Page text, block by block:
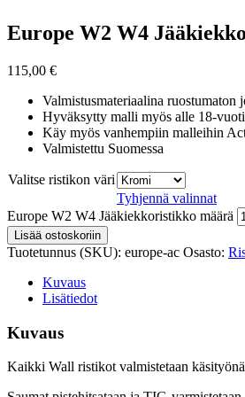
Europe W2 W4
115,00 €
Valmistusmateriaalina ruostumaton
Hyväksytty malli myös alle 18-
Käy myös vanhempiin malleihin
Valmistettu Suomessa
Valitse ristikon väri
Tyhjennä valinnat
Europe W2 W4 Jääkiekkoristikko määrä
Lisää ostoskoriin
Tuotetunnus (SKU): europe-ac Osasto:
Kuvaus
Lisätiedot
Kuvaus
Kaikki Wall ristikot valmistetaan